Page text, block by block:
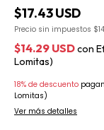
$17.43 USD
Precio sin impuestos
$14.29 USDcon
Lomitas)
18% de descuento
Lomitas)
Ver más detalles